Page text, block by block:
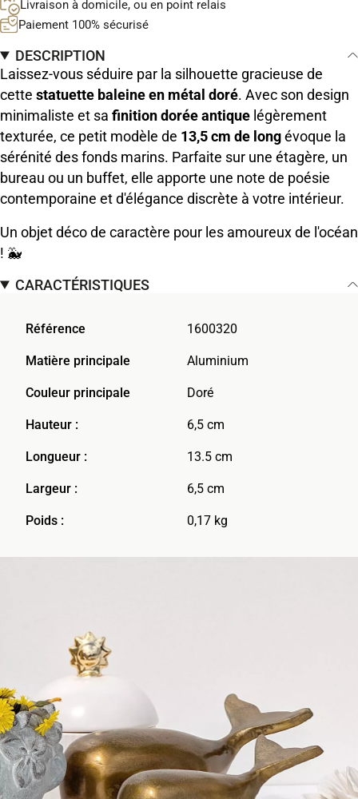
Livraison à domicile, ou en point relais
Paiement 100% sécurisé
DESCRIPTION
Laissez-vous séduire par la silhouette gracieuse de
cette statuette baleine en métal doré. Avec son design
minimaliste et sa finition dorée antique légèrement
texturée, ce petit modèle de 13,5 cm de longévoque la
sérénité des fonds marins. Parfaite sur une étagère, un
bureau ou un buffet, elle apporte une note de poésie
contemporaine et d'élégance discrète à votre intérieur.
Un objet déco de caractère pour les amoureux de l'océan
! 🐳
CARACTÉRISTIQUES
Référence 1600320
Matière principale Aluminium
Couleur principale Doré
Hauteur : 6,5 cm
Longueur : 13.5 cm
Largeur : 6,5 cm
Poids : 0,17 kg